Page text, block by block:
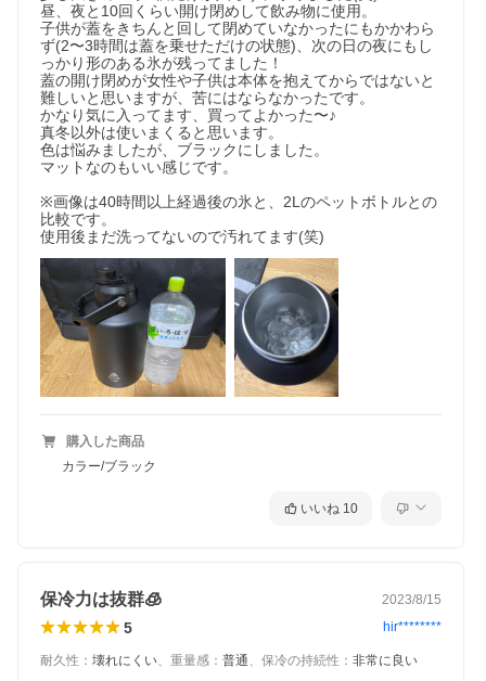
昼、夜と10回くらい開け閉めして飲み物に使用。
子供が蓋をきちんと回して閉めていなかったにもかかわら
ず(2〜3時間は蓋を乗せただけの状態)、次の日の夜にもし
っかり形のある氷が残ってました！
蓋の開け閉めが女性や子供は本体を抱えてからではないと
難しいと思いますが、苦にはならなかったです。
かなり気に入ってます、買ってよかった〜♪
真冬以外は使いまくると思います。
色は悩みましたが、ブラックにしました。
マットなのもいい感じです。
※画像は40時間以上経過後の氷と、2Lのペットボトルとの
比較です。
使用後まだ洗ってないので汚れてます(笑)
購入した商品
カラー/ブラック
いいね 10
保冷力は抜群🧊 2023/8/15
5 hir********
耐久性 ： 壊れにくい、 重量感 ： 普通、 保冷の持続性 ： 非常に良い